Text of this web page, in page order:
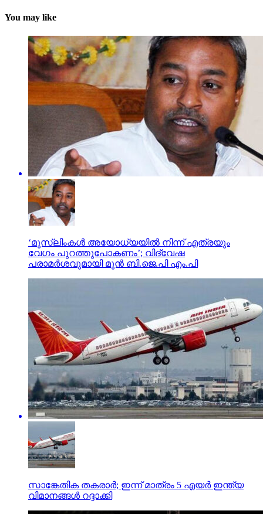
You may like
‘മുസ്‌ലിംകള്‍ അയോധ്യയില്‍ നിന്ന് എത്രയും
വേഗം പുറത്തുപോകണം’; വിദ്വേഷ
പരാമര്‍ശവുമായി മുന്‍ ബി.ജെ.പി എം.പി
സാങ്കേതിക തകരാര്‍; ഇന്ന് മാത്രം 5 എയര്‍ ഇന്ത്യ
വിമാനങ്ങള്‍ റദ്ദാക്കി